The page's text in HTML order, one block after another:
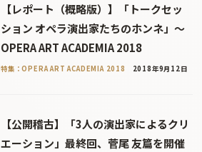
【レポート（概略版）】「トークセッ
ション オペラ演出家たちのホンネ」〜
OPERA ART ACADEMIA 2018
特集：OPERA ART ACADEMIA 2018 2018年9月12日
【公開稽古】「3人の演出家によるクリ
エーション」最終回、菅尾 友篇を開催